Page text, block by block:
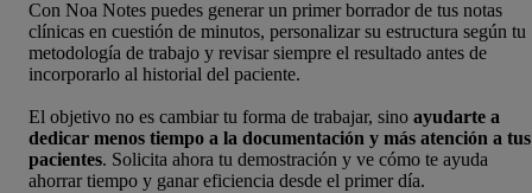
Con Noa Notes puedes generar un primer borrador de tus notas
clínicas en cuestión de minutos, personalizar su estructura según tu
metodología de trabajo y revisar siempre el resultado antes de
incorporarlo al historial del paciente.
El objetivo no es cambiar tu forma de trabajar, sino ayudarte a
dedicar menos tiempo a la documentación y más atención a tus
pacientes. Solicita ahora tu demostración y ve cómo te ayuda
ahorrar tiempo y ganar eficiencia desde el primer día.